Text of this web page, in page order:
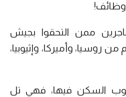
ممن التحقوا بجيش
جندياً، هم من روسيا، وأميركا، وإثيوبيا،
السكن فيها، فهي تل